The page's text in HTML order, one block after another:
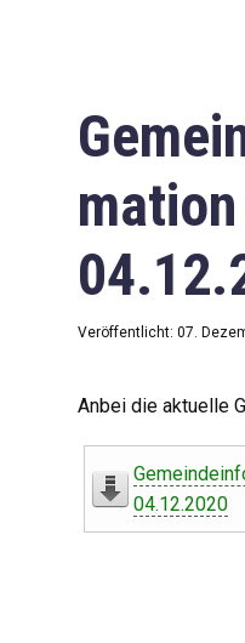
Veröffentlicht: 07.
Anbei die aktuelle
04.12.2020